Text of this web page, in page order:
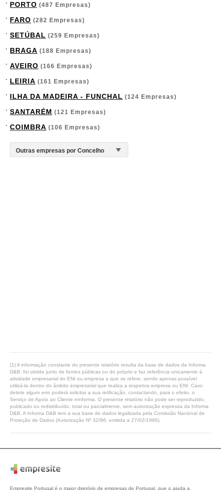
PORTO (487 Empresas)
FARO (282 Empresas)
SETÚBAL (259 Empresas)
BRAGA (188 Empresas)
AVEIRO (166 Empresas)
LEIRIA (161 Empresas)
ILHA DA MADEIRA - FUNCHAL (124 Empresas)
SANTARÉM (121 Empresas)
COIMBRA (106 Empresas)
(1) A informação constante do presente relatório resulta da base de dados da Informa
D&B, foi obtida junto de fontes públicas ou do próprio e faz referência unicamente à
atividade empresarial do ENI ou empresa a que se refere, sendo apenas possível
utilizá-la dentro do âmbito empresarial que realiza a respetiva empresa ou ENI. Caso
detete algum erro poderá solicitar a sua retificação, contactando, para o efeito, o
Serviço de Apoio ao Cliente eInforma. O presente relatório não pode ser reproduzido,
publicado ou redistribuído, total ou parcialmente, sem autorização expressa da Informa
D&B. A Informa D&B tem a sua base de dados legalizada pela Comissão Nacional de
Proteção de Dados (Autorização Nº 32/96, emitida a 27/02/1996).
Empresite Portugal é o maior diretório de empresas de Portugal, que o ajuda a